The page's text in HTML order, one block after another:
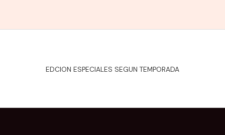
EDCION ESPECIALES SEGUN TEMPORADA